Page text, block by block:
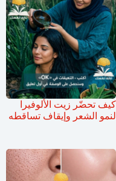
كيف تحضّر زيت الألوفيرا
لنمو الشعر وإيقاف تساقطه